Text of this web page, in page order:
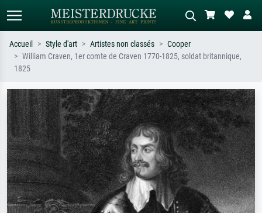
ex. Monet, Nuit étoilée,
impressionnisme, vague de Hokusai,
nu.
abstrait avec beaucoup de rouge,
tableau sombre, nu debout près d'un
arbre.
Accueil Style d'art Artistes non classés
Cooper
William Craven, 1er comte de Craven 1770-1825, soldat britannique,
1825